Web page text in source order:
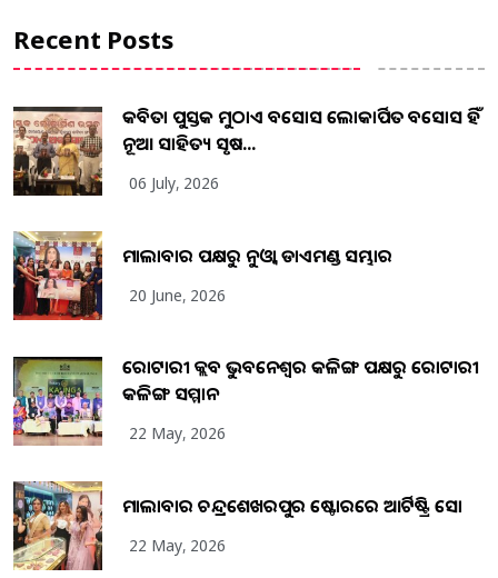
Recent Posts
କବିତା ପୁସ୍ତକ ମୁଠାଏ ଅବସୋସ ଲୋକାର୍ପିତ ଅବସୋସ ହିଁ
ନୂଆ ସାହିତ୍ୟ ସୃଷ...
06 July, 2026
ମାଲାବାର ପକ୍ଷରୁ ନୁଓ୍ବା ଡାଏମଣ୍ଡ ସମ୍ଭାର
20 June, 2026
ରୋଟାରୀ କ୍ଲବ ଭୁବନେଶ୍ୱର କଳିଙ୍ଗ ପକ୍ଷରୁ ରୋଟାରୀ
କଳିଙ୍ଗ ସମ୍ମାନ
22 May, 2026
ମାଲାବାର ଚନ୍ଦ୍ରଶେଖରପୁର ଷ୍ଟୋରରେ ଆର୍ଟିଷ୍ଟ୍ରି ସୋ
22 May, 2026